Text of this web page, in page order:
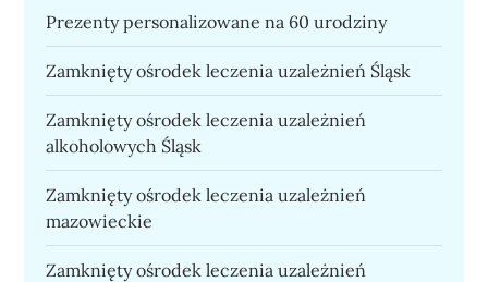
Prezenty personalizowane na 60 urodziny
Zamknięty ośrodek leczenia uzależnień Śląsk
Zamknięty ośrodek leczenia uzależnień
alkoholowych Śląsk
Zamknięty ośrodek leczenia uzależnień
mazowieckie
Zamknięty ośrodek leczenia uzależnień